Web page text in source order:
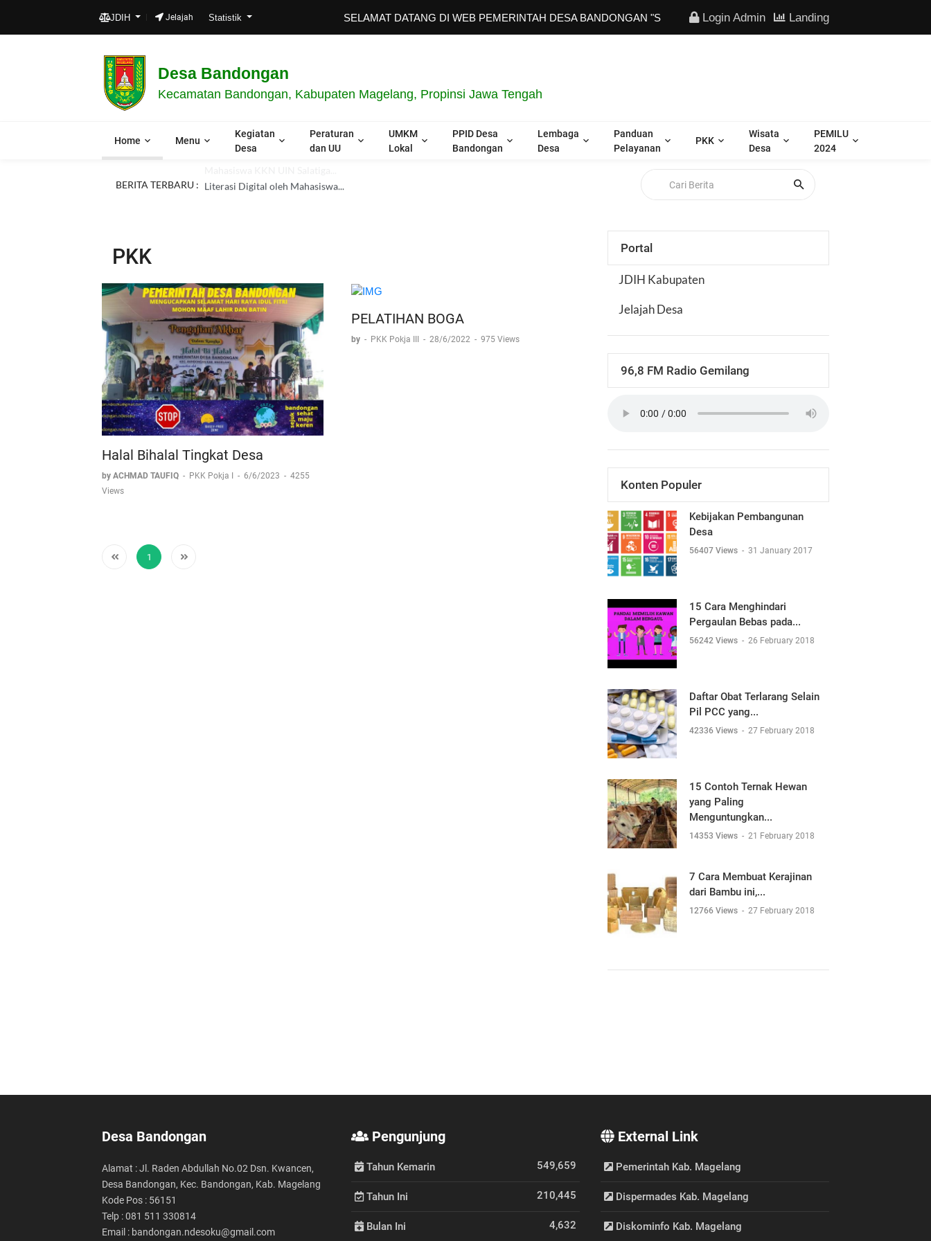
JDIH Jelajah Statistik SELAMAT DATANG DI WEB PEMERINTAH DESA BANDONGAN "SEJUK | SEhat maJU Keren"
Login Admin Landing
Desa Bandongan
Kecamatan Bandongan, Kabupaten Magelang, Propinsi Jawa Tengah
Home Menu
Kegiatan
Desa
Peraturan
dan UU
UMKM
Lokal
PPID Desa
Bandongan
Lembaga
Desa
Panduan
Pelayanan
PKK
Wisata
Desa
PEMILU
2024
BERITA TERBARU : Mahasiswa KKN UIN Salatiga...
PKK
Halal Bihalal Tingkat Desa
by ACHMAD TAUFIQ - PKK Pokja I - 6/6/2023 - 4255
Views
PELATIHAN BOGA
by - PKK Pokja III - 28/6/2022 - 975 Views
1
Portal
JDIH Kabupaten
Jelajah Desa
96,8 FM Radio Gemilang
Konten Populer
Kebijakan Pembangunan
Desa
56407 Views - 31 January 2017
15 Cara Menghindari
Pergaulan Bebas pada...
56242 Views - 26 February 2018
Daftar Obat Terlarang Selain
Pil PCC yang...
42336 Views - 27 February 2018
15 Contoh Ternak Hewan
yang Paling
Menguntungkan...
14353 Views - 21 February 2018
7 Cara Membuat Kerajinan
dari Bambu ini,...
12766 Views - 27 February 2018
Desa Bandongan
Alamat : Jl. Raden Abdullah No.02 Dsn. Kwancen,
Desa Bandongan, Kec. Bandongan, Kab. Magelang
Kode Pos : 56151
Telp : 081 511 330814
Email : bandongan.ndesoku@gmail.com
Pengunjung
Tahun Kemarin 549,659
Tahun Ini 210,445
Bulan Ini 4,632
External Link
Pemerintah Kab. Magelang
Dispermades Kab. Magelang
Diskominfo Kab. Magelang